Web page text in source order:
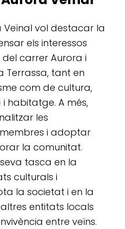
Veïnal vol destacar la
els interessos
carrer Aurora i
Terrassa, tant en
com de cultura,
habitatge. A més,
les
i adoptar
la comunitat.
tasca en la
culturals i
la societat i en la
entitats locals
entre veïns.